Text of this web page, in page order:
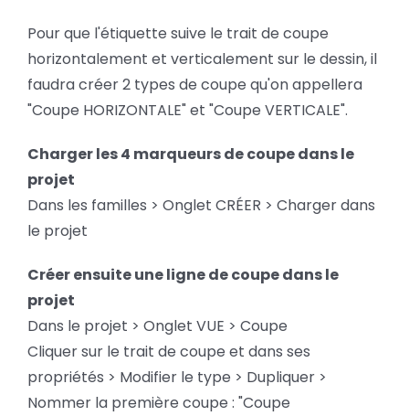
Pour que l'étiquette suive le trait de coupe
horizontalement et verticalement sur le dessin, il
faudra créer 2 types de coupe qu'on appellera
"Coupe HORIZONTALE" et "Coupe VERTICALE".
Charger les 4 marqueurs de coupe dans le
projet
Dans les familles > Onglet CRÉER > Charger dans
le projet
Créer ensuite une ligne de coupe dans le
projet
Dans le projet > Onglet VUE > Coupe
Cliquer sur le trait de coupe et dans ses
propriétés > Modifier le type > Dupliquer >
Nommer la première coupe : "Coupe